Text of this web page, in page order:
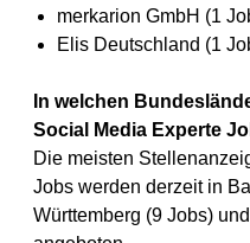
merkarion GmbH (1
Elis Deutschland (1
In welchen
Social Media Experte
Die meisten
Jobs werden derzeit in
Württemberg (9 Jobs)